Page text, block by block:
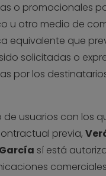
o promocionales
u otro medio de
equivalente que
solicitadas o
por los
de usuarios con los
previa,
sí está